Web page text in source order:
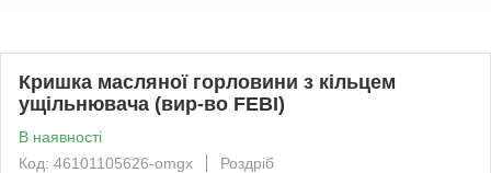
Кришка масляної горловини з кільцем
ущільнювача (вир-во FEBI)
В наявності
Код: 46101105626-omgx
Роздріб